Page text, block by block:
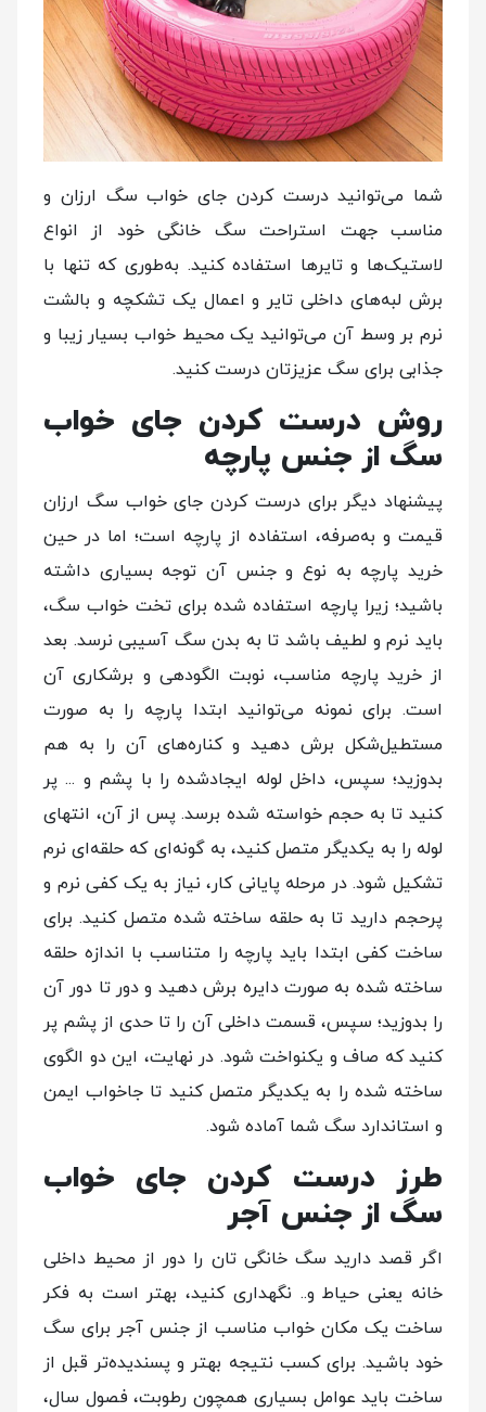
شما می‌توانید درست کردن جای خواب سگ ارزان و
مناسب جهت استراحت سگ خانگی خود از انواع
لاستیک‌ها و تایرها استفاده کنید. به‌طوری که تنها با
برش لبه‌های داخلی تایر و اعمال یک تشکچه و بالشت
نرم بر وسط آن می‌توانید یک محیط خواب بسیار زیبا و
جذابی برای سگ عزیزتان درست کنید.
روش درست کردن جای خواب
سگ از جنس پارچه
پیشنهاد دیگر برای درست کردن جای خواب سگ ارزان
قیمت و به‌صرفه، استفاده از پارچه است؛ اما در حین
خرید پارچه به نوع و جنس آن توجه بسیاری داشته
باشید؛ زیرا پارچه استفاده شده برای تخت خواب سگ،
باید نرم و لطیف باشد تا به بدن سگ آسیبی نرسد. بعد
از خرید پارچه مناسب، نوبت الگودهی و برشکاری آن
است. برای نمونه می‌توانید ابتدا پارچه را به صورت
مستطیل‌شکل برش دهید و کناره‌های آن را به هم
بدوزید؛ سپس، داخل لوله ایجادشده را با پشم و ... پر
کنید تا به حجم خواسته شده برسد. پس از آن، انتهای
لوله را به یکدیگر متصل کنید، به‌ گونه‌ای که حلقه‌ای نرم
تشکیل شود. در مرحله پایانی کار، نیاز به یک کفی نرم و
پرحجم دارید تا به حلقه ساخته شده متصل کنید. برای
ساخت کفی ابتدا باید پارچه را متناسب با اندازه حلقه
ساخته شده به صورت دایره برش دهید و دور تا دور آن
را بدوزید؛ سپس، قسمت داخلی آن را تا حدی از پشم پر
کنید که صاف و یکنواخت شود. در نهایت، این دو الگوی
ساخته شده را به یکدیگر متصل کنید تا جاخواب ایمن
و استاندارد سگ شما آماده شود.
طرز درست کردن جای خواب
سگ از جنس آجر
اگر قصد دارید سگ خانگی تان را دور از محیط داخلی
خانه یعنی حیاط و.. نگهداری کنید، بهتر است به فکر
ساخت یک مکان خواب مناسب از جنس آجر برای سگ
خود باشید. برای کسب نتیجه بهتر و پسندیده‌تر قبل از
ساخت باید عوامل بسیاری همچون رطوبت، فصول سال،